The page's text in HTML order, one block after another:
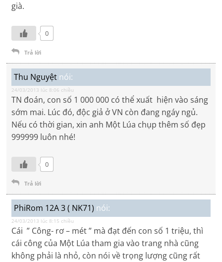
già.
0
Trả lời
Thu Nguyệt nói:
24/03/2013 lúc 8:06 chiều
TN đoán, con số 1 000 000 có thể xuất hiện vào sáng
sớm mai. Lúc đó, độc giả ở VN còn đang ngáy ngủ.
Nếu có thời gian, xin anh Một Lúa chụp thêm số đẹp
999999 luôn nhé!
0
Trả lời
PhiRom 12A 3 ( NK71) nói:
24/03/2013 lúc 8:15 chiều
Cái ” Công- rơ – mét ” mà đạt đến con số 1 triệu, thì
cái công của Một Lúa tham gia vào trang nhà cũng
không phải là nhỏ, còn nói về trọng lượng cũng rất